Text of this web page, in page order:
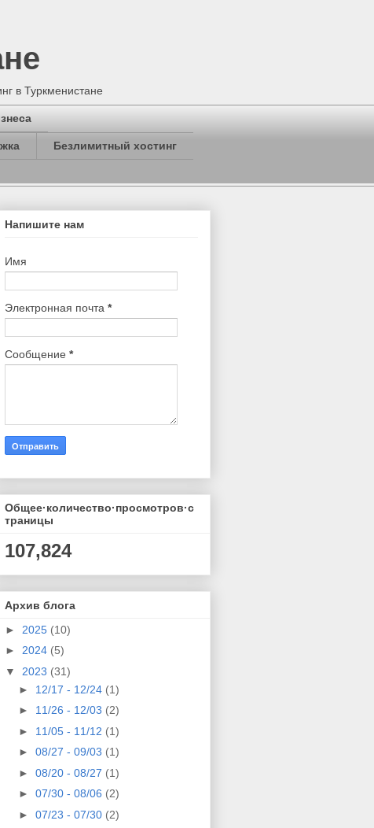
в Туркменистане
Безлимитный хостинг
Напишите нам
Имя
Электронная почта *
Сообщение *
Общее·количество·просмотров·с
траницы
107,824
Архив блога
► 2025 (10)
► 2024 (5)
▼ 2023 (31)
► 12/17 - 12/24 (1)
► 11/26 - 12/03 (2)
► 11/05 - 11/12 (1)
► 08/27 - 09/03 (1)
► 08/20 - 08/27 (1)
► 07/30 - 08/06 (2)
► 07/23 - 07/30 (2)